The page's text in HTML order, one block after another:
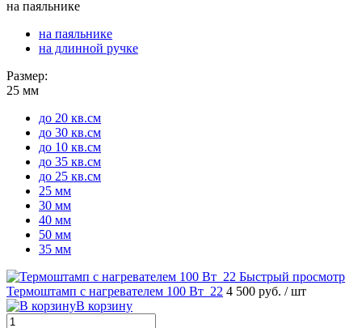
на паяльнике
на паяльнике
на длинной ручке
Размер:
25 мм
до 20 кв.см
до 30 кв.см
до 10 кв.см
до 35 кв.см
до 25 кв.см
25 мм
30 мм
40 мм
50 мм
35 мм
Быстрый просмотр
Термоштамп с нагревателем 100 Вт_22 4 500 руб. / шт
В корзину